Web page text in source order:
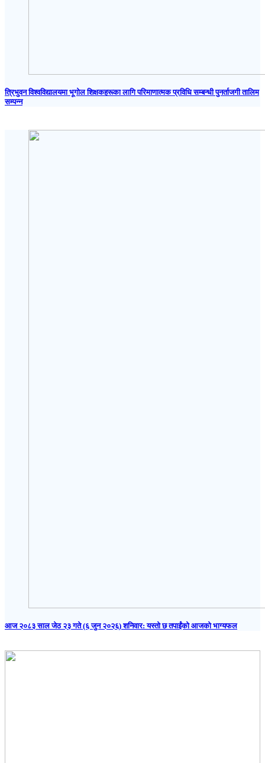
त्रिभुवन विश्वविद्यालयमा भूगोल शिक्षकहरूका लागि परिमाणात्मक प्रविधि सम्बन्धी पुनर्ताजगी तालिम
सम्पन्न
आज २०८३ साल जेठ २३ गते (६ जुन २०२६) शनिवार: यस्तो छ तपाईंको आजको भाग्यफल